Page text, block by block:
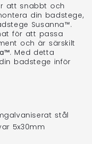
att snabbt och
din badstege,
Susanna™.
för att passa
och är särskilt
. Med detta
badstege inför
stål
5x30mm